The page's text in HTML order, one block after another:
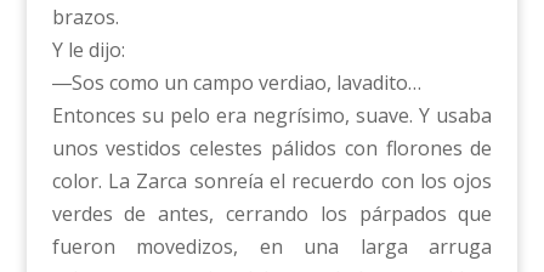
brazos.
Y le dijo:
―Sos como un campo verdiao, lavadito…
Entonces su pelo era negrísimo, suave. Y usaba
unos vestidos celestes pálidos con florones de
color. La Zarca sonreía el recuerdo con los ojos
verdes de antes, cerrando los párpados que
fueron movedizos, en una larga arruga